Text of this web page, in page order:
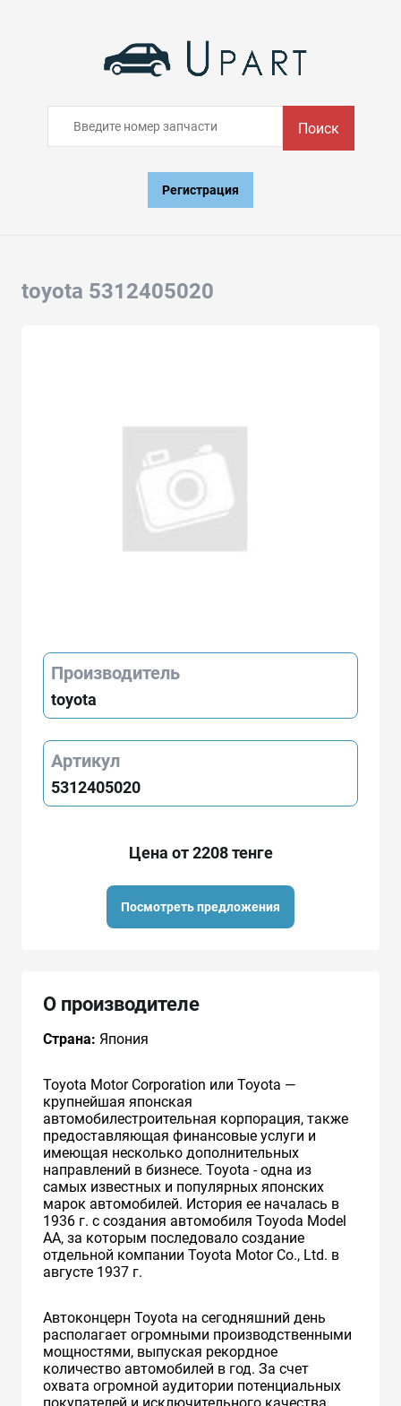
Поиск
Регистрация
toyota 5312405020
Производитель
toyota
Артикул
5312405020
Цена от 2208 тенге
Посмотреть предложения
О производителе
Страна: Япония
Toyota Motor Corporation или Toyota —
крупнейшая японская
автомобилестроительная корпорация, также
предоставляющая финансовые услуги и
имеющая несколько дополнительных
направлений в бизнесе. Toyota - одна из
самых известных и популярных японских
марок автомобилей. История ее началась в
1936 г. с создания автомобиля Toyoda Model
AA, за которым последовало создание
отдельной компании Toyota Motor Co., Ltd. в
августе 1937 г.
Автоконцерн Toyota на сегодняшний день
располагает огромными производственными
мощностями, выпуская рекордное
количество автомобилей в год. За счет
охвата огромной аудитории потенциальных